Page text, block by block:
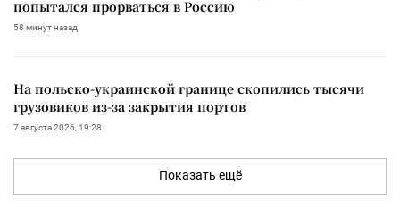
попытался прорваться в Россию
58 минут назад
На польско-украинской границе скопились тысячи
грузовиков из-за закрытия портов
7 августа 2026, 19:28
Показать ещё